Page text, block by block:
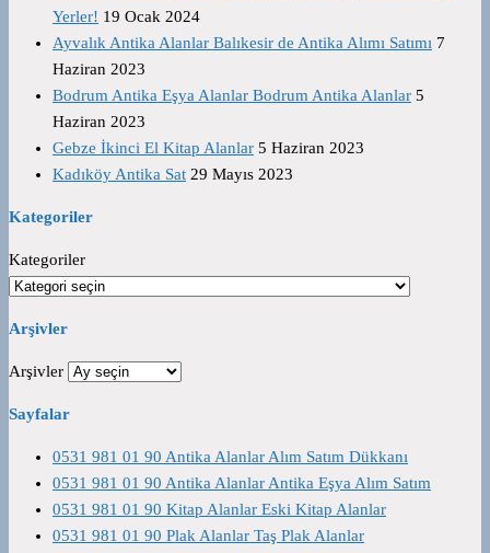
Yerler! 19 Ocak 2024
Ayvalık Antika Alanlar Balıkesir de Antika Alımı Satımı 7
Haziran 2023
Bodrum Antika Eşya Alanlar Bodrum Antika Alanlar 5
Haziran 2023
Gebze İkinci El Kitap Alanlar 5 Haziran 2023
Kadıköy Antika Sat 29 Mayıs 2023
Kategoriler
Kategoriler
Arşivler
Arşivler
Sayfalar
0531 981 01 90 Antika Alanlar Alım Satım Dükkanı
0531 981 01 90 Antika Alanlar Antika Eşya Alım Satım
0531 981 01 90 Kitap Alanlar Eski Kitap Alanlar
0531 981 01 90 Plak Alanlar Taş Plak Alanlar